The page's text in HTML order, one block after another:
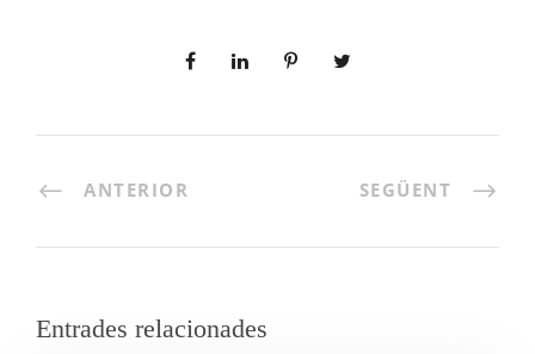
ANTERIOR SEGÜENT
Entrades relacionades